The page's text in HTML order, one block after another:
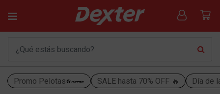
Promo Pelotas SALE hasta 70% OFF 🔥 Día de